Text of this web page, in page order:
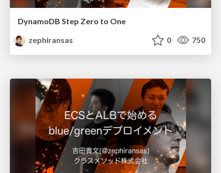
DynamoDB Step Zero to One
zephiransas
0 750